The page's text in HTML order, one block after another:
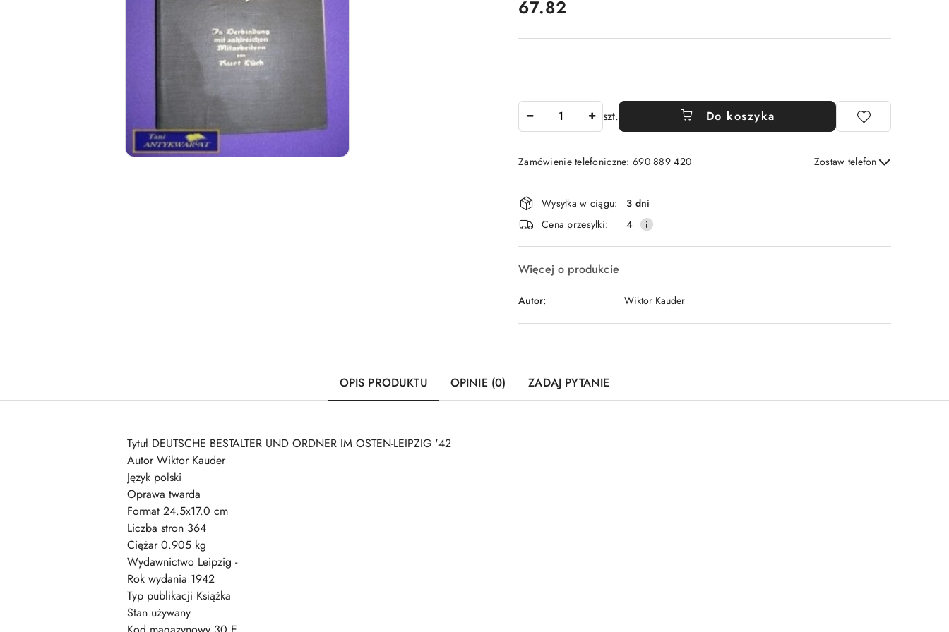
cena:
67.82
szt. Do koszyka
Zamówienie telefoniczne: 690 889 420 Zostaw telefon
Wyślij
Dostępność
i
dostawa
Wysyłka w ciągu:
3 dni
Cena przesyłki:
4
Więcej o produkcie
Autor: Wiktor Kauder
OPIS PRODUKTU OPINIE (0) ZADAJ PYTANIE
Tytuł DEUTSCHE BESTALTER UND ORDNER IM OSTEN-LEIPZIG '42
Autor Wiktor Kauder
Język polski
Oprawa twarda
Format 24.5x17.0 cm
Liczba stron 364
Ciężar 0.905 kg
Wydawnictwo Leipzig -
Rok wydania 1942
Typ publikacji Książka
Stan używany